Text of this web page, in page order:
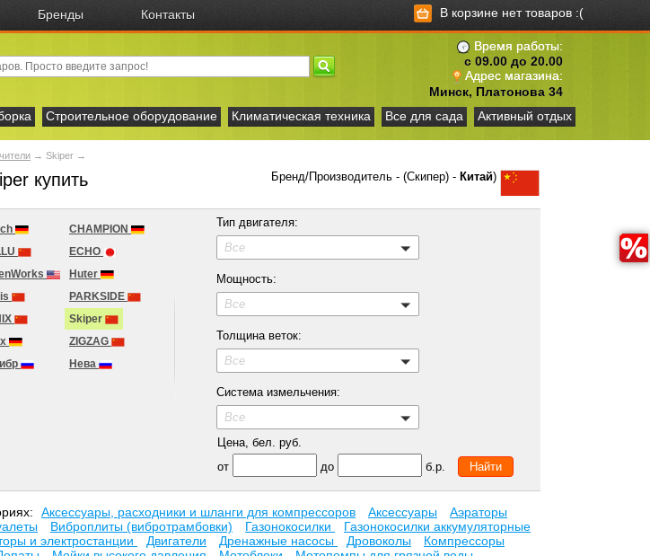
Бренды Контакты В корзине нет товаров :(
Время работы:
с 09.00 до 20.00
Адрес магазина:
Минск, Платонова 34
Строительное оборудование Климатическая техника Все для сада Активный отдых
→ Skiper →
купить Бренд/Производитель - (Скипер) - Китай)
CHAMPION
ECHO
Huter
PARKSIDE
Skiper
ZIGZAG
Нева
Тип двигателя:
Все
Мощность:
Все
Толщина веток:
Все
Система измельчения:
Все
Цена, бел. руб.
от
до б.р.
Аксесcуары, расходники и шланги для компрессоров Аксессуары
Аэраторы
Виброплиты (вибротрамбовки) Газонокосилки
Газонокосилки аккумуляторные
и электростанции Двигатели Дренажные насосы Дровоколы
Компрессоры